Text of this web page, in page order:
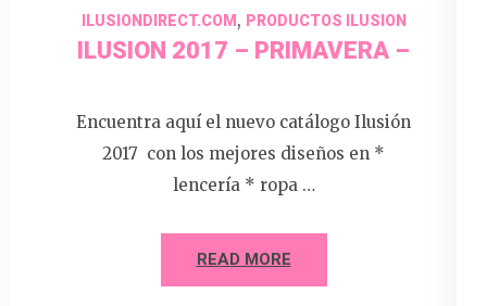
ILUSIONDIRECT.COM , PRODUCTOS ILUSION
ILUSION 2017 – PRIMAVERA –
Encuentra aquí el nuevo catálogo Ilusión
2017 con los mejores diseños en *
lencería * ropa …
READ MORE